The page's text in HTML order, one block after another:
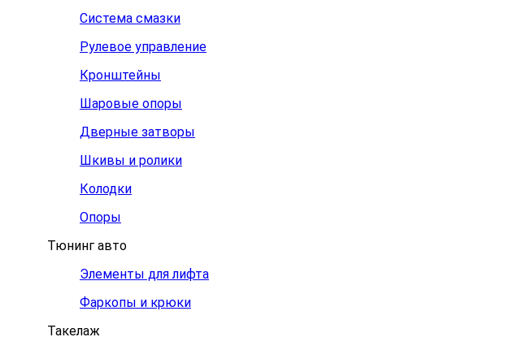
Система смазки
Рулевое управление
Кронштейны
Шаровые опоры
Дверные затворы
Шкивы и ролики
Колодки
Опоры
Тюнинг авто
Элементы для лифта
Фаркопы и крюки
Такелаж